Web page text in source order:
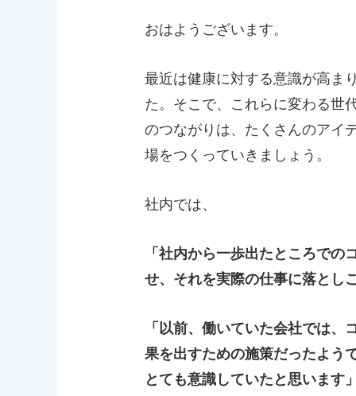
おはようございます。
最近は健康に対する意識が高ま
た。そこで、これらに変わる世
のつながりは、たくさんのアイ
場をつくっていきましょう。
社内では、
「社内から一歩出たところで
せ、それを実際の仕事に落とし
「以前、働いていた会社では
果を出すための施策だったよう
とても意識していたと思います